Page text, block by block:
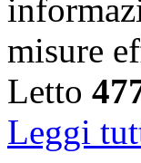
misure
Letto
Leggi